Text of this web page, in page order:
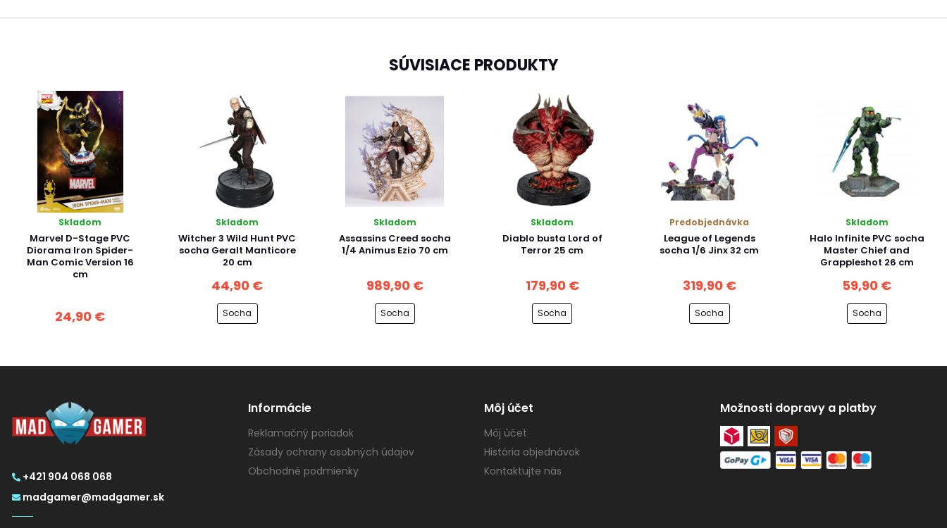
SÚVISIACE PRODUKTY
Skladom
Marvel D-Stage PVC
Diorama Iron Spider-
Man Comic Version 16
cm
24,90 €
Skladom
Witcher 3 Wild Hunt PVC
socha Geralt Manticore
20 cm
44,90 €
Socha
Skladom
Assassins Creed socha
1/4 Animus Ezio 70 cm
989,90 €
Socha
Skladom
Diablo busta Lord of
Terror 25 cm
179,90 €
Socha
Predobjednávka
League of Legends
socha 1/6 Jinx 32 cm
319,90 €
Socha
Skladom
Halo Infinite PVC socha
Master Chief and
Grappleshot 26 cm
59,90 €
Socha
+421 904 068 068
madgamer@madgamer.sk
Informácie
Reklamačný poriadok
Zásady ochrany osobných údajov
Obchodné podmienky
Môj účet
Môj účet
História objednávok
Kontaktujte nás
Možnosti dopravy a platby